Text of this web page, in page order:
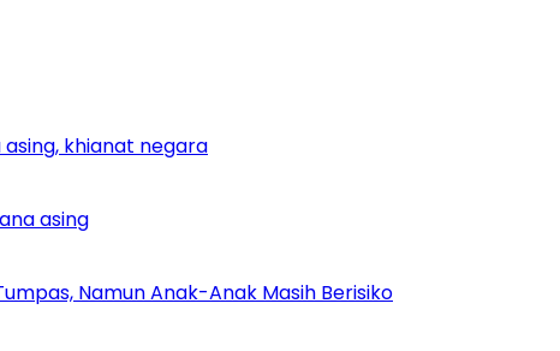
khianat negara
asing
Namun Anak-Anak Masih Berisiko